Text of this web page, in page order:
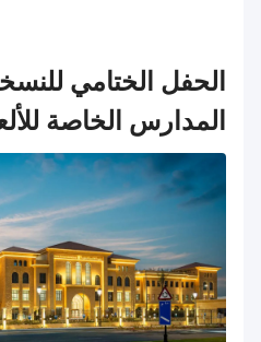
الحفل الختامي
المدارس الخاصة